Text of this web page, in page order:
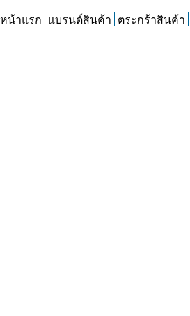
หน้าแรก แบรนด์สินค้า ตระกร้าสินค้า